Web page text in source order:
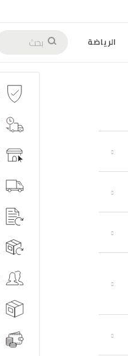
الرياضة